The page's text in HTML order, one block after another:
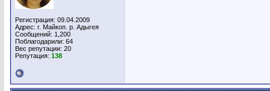
Регистрация: 09.04.2009
Адрес: г. Майкоп. р. Адыгея
Сообщений: 1,200
Поблагодарили: 64
Вес репутации: 20
Репутация: 138